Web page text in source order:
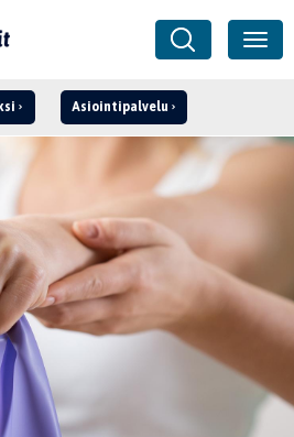
Asiointipalvelu
Kirjaudu ›